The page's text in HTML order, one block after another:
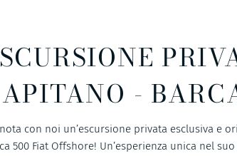
-
con noi un’escursione privata esclusiva e
500 Fiat Offshore! Un’esperienza unica nel